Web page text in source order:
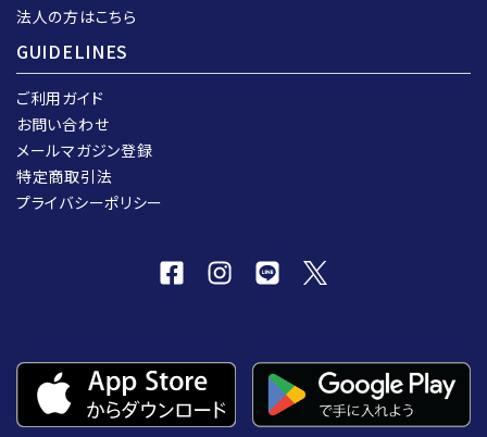
法人の方はこちら
GUIDELINES
ご利用ガイド
お問い合わせ
メールマガジン登録
特定商取引法
プライバシーポリシー